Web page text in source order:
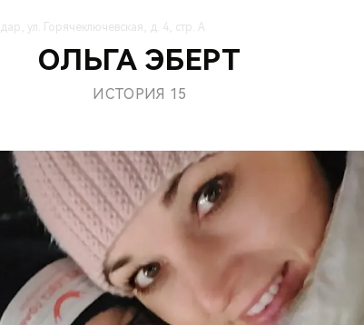
ул. Горячеключевская, д. 4, стр. А
ОЛЬГА ЭБЕРТ
ИСТОРИЯ 15